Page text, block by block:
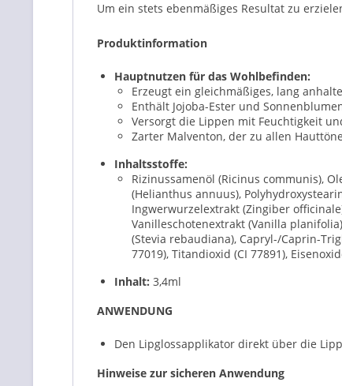
Um ein stets ebenmäßiges Resultat zu
Produktinformation
Hauptnutzen für das Wohlbefinden:
Erzeugt ein gleichmäßiges, lang
Enthält Jojoba-Ester und
Versorgt die Lippen mit Feuchtigkeit
Zarter Malventon, der zu allen
Inhaltsstoffe:
Rizinussamenöl (Ricinus communis),
(Helianthus annuus),
Ingwerwurzelextrakt (Zingiber
Vanilleschotenextrakt (Vanilla
(Stevia rebaudiana), Capryl-/Caprin-
77019), Titandioxid (CI 77891),
Inhalt: 3,4ml
ANWENDUNG
Den Lipglossapplikator direkt über die
Hinweise zur sicheren Anwendung